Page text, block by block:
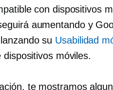
con dispositivos
aumentando y
su Usabilidad
móviles.
te mostramos